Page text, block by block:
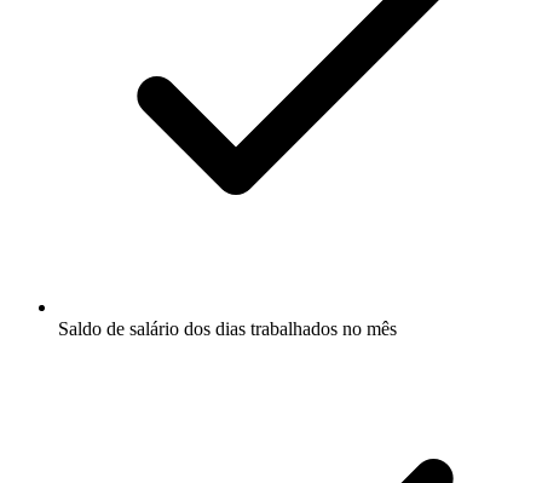
Saldo de salário dos dias trabalhados no mês